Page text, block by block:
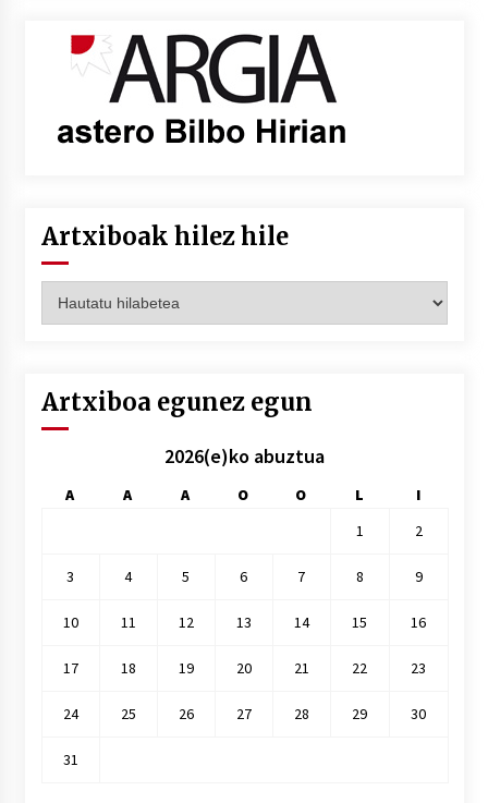
Artxiboak hilez hile
hilez
Artxiboa egunez egun
2026(e)ko abuztua
A A A O O L
I
1
2
3 4 5 6 7 8 9
10 11 12 13 14 15 16
17 18 19 20 21 22 23
24 25 26 27 28 29 30
31